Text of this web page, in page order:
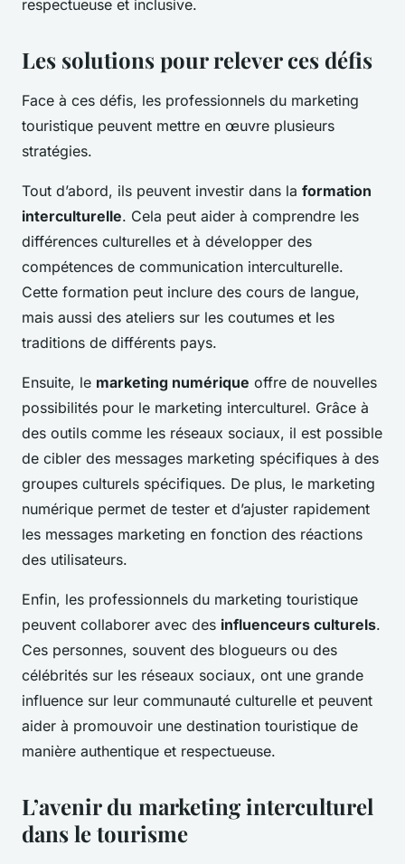
respectueuse et inclusive.
Les solutions pour relever ces défis
Face à ces défis, les professionnels du marketing
touristique peuvent mettre en œuvre plusieurs
stratégies.
Tout d’abord, ils peuvent investir dans la formation
interculturelle. Cela peut aider à comprendre les
différences culturelles et à développer des
compétences de communication interculturelle.
Cette formation peut inclure des cours de langue,
mais aussi des ateliers sur les coutumes et les
traditions de différents pays.
Ensuite, le marketing numérique offre de nouvelles
possibilités pour le marketing interculturel. Grâce à
des outils comme les réseaux sociaux, il est possible
de cibler des messages marketing spécifiques à des
groupes culturels spécifiques. De plus, le marketing
numérique permet de tester et d’ajuster rapidement
les messages marketing en fonction des réactions
des utilisateurs.
Enfin, les professionnels du marketing touristique
peuvent collaborer avec des influenceurs culturels.
Ces personnes, souvent des blogueurs ou des
célébrités sur les réseaux sociaux, ont une grande
influence sur leur communauté culturelle et peuvent
aider à promouvoir une destination touristique de
manière authentique et respectueuse.
L’avenir du marketing interculturel
dans le tourisme